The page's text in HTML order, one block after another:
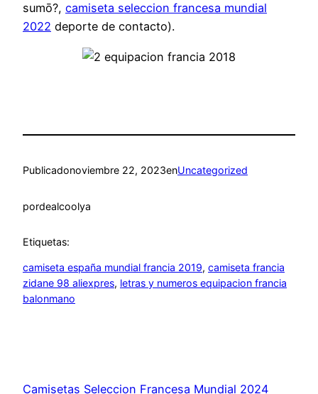
sumō?, camiseta seleccion francesa mundial
2022 deporte de contacto).
Publicadonoviembre 22, 2023enUncategorized
pordealcoolya
Etiquetas:
camiseta españa mundial francia 2019, camiseta francia
zidane 98 aliexpres, letras y numeros equipacion francia
balonmano
Camisetas Seleccion Francesa Mundial 2024